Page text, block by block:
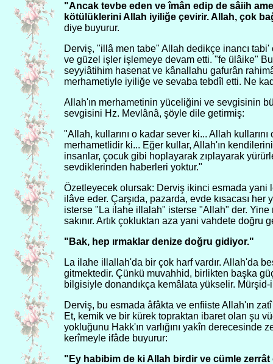
"Ancak tevbe eden ve îmân edip de sâiih
kötülüklerini Allah iyiliğe çevirir. Allah, çok
diye buyurur.
Derviş, "illâ men tabe" Allah dedikçe inancı
ve güzel işler işlemeye devam etti. "fe ülâike"
seyyiâtihim hasenat ve kânallahu gafurân
merhametiyle iyiliğe ve sevaba tebdîl etti. Ne
Allah'ın merhametinin yüceliğini ve sevgisinin
sevgisini Hz. Mevlânâ, şöyle dile getirmiş:
"Allah, kullarını o kadar sever ki... Allah
merhametlidir ki... Eğer kullar, Allah'ın
insanlar, çocuk gibi hoplayarak zıplayarak
sevdiklerinden haberleri yoktur."
Özetleyecek olursak: Derviş ikinci esmada yani
ilâve eder. Çarşıda, pazarda, evde kısacası her
isterse "La ilahe illalah" isterse "Allah" der.
sakınır. Artık çokluktan aza yani vahdete doğru
"Bak, hep ırmaklar denize doğru gidiyor."
La ilahe illallah'da bir çok harf vardır. Allah'da
gitmektedir. Çünkü muvahhid, birlikten başka
bilgisiyle donandıkça kemâlata yükselir.
Derviş, bu esmada âfâkta ve enfiiste Allah'ın
Et, kemik ve bir kürek topraktan ibaret olan şu
yokluğunu Hakk'ın varlığını yakîn derecesinde
kerîmeyle ifâde buyurur:
"Ey habibim de ki Allah birdir ve cümle